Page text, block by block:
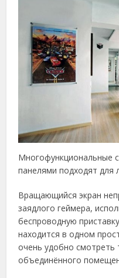
Многофункциональные
панелями подходят для
Вращающийся экран
заядлого геймера,
беспроводную
находится в одном
очень удобно смотреть
объединённого